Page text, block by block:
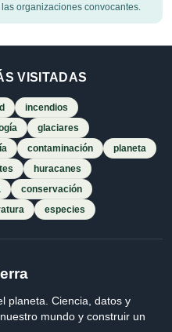
organizaciones convocantes.
VISITADAS
incendios
glaciares
contaminación
planeta
huracanes
conservación
especies
planeta. Ciencia, datos y
mundo y construir un